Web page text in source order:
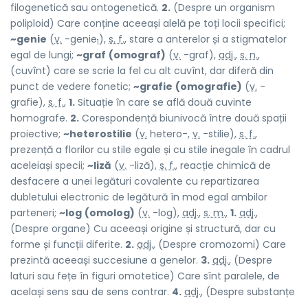
filogenetică sau ontogenetică. 2. (Despre un organism
poliploid) Care conține aceeași alelă pe toți locii specifici;
~genie (v. -genie1), s. f., stare a anterelor și a stigmatelor
egal de lungi; ~graf (omograf) (v. -graf), adj., s. n.,
(cuvînt) care se scrie la fel cu alt cuvînt, dar diferă din
punct de vedere fonetic; ~grafie (omografie) (v. -
grafie), s. f., 1. Situație în care se află două cuvinte
homografe. 2. Corespondență biunivocă între două spații
proiective; ~heterostilie (v. hetero-, v. -stilie), s. f.,
prezență a florilor cu stile egale și cu stile inegale în cadrul
aceleiași specii; ~liză (v. -liză), s. f., reacție chimică de
desfacere a unei legături covalente cu repartizarea
dubletului electronic de legătură în mod egal ambilor
parteneri; ~log (omolog) (v. -log), adj., s. m., 1. adj.,
(Despre organe) Cu aceeași origine și structură, dar cu
forme și funcții diferite. 2. adj., (Despre cromozomi) Care
prezintă aceeași succesiune a genelor. 3. adj., (Despre
laturi sau fețe în figuri omotetice) Care sînt paralele, de
același sens sau de sens contrar. 4. adj., (Despre substanțe